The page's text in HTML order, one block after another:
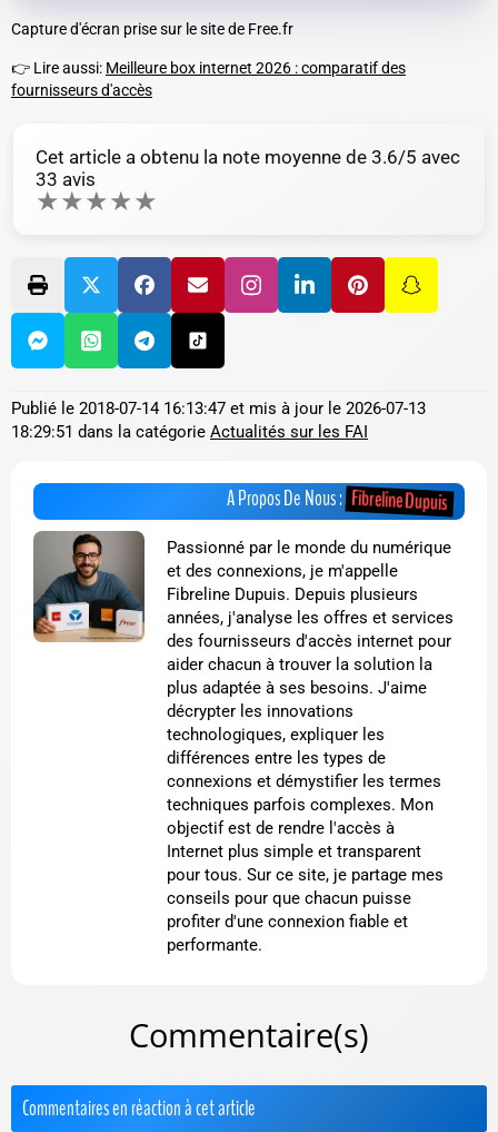
Capture d'écran prise sur le site de Free.fr
👉 Lire aussi: Meilleure box internet 2026 : comparatif des
fournisseurs d'accès
Cet article a obtenu la note moyenne de 3.6/5 avec
33 avis
★★★★★
Publié le 2018-07-14 16:13:47 et mis à jour le 2026-07-13
18:29:51 dans la catégorie Actualités sur les FAI
A Propos De Nous :Fibreline Dupuis
Passionné par le monde du numérique
et des connexions, je m'appelle
Fibreline Dupuis. Depuis plusieurs
années, j'analyse les offres et services
des fournisseurs d'accès internet pour
aider chacun à trouver la solution la
plus adaptée à ses besoins. J'aime
décrypter les innovations
technologiques, expliquer les
différences entre les types de
connexions et démystifier les termes
techniques parfois complexes. Mon
objectif est de rendre l'accès à
Internet plus simple et transparent
pour tous. Sur ce site, je partage mes
conseils pour que chacun puisse
profiter d'une connexion fiable et
performante.
Commentaire(s)
Commentaires en réaction à cet article